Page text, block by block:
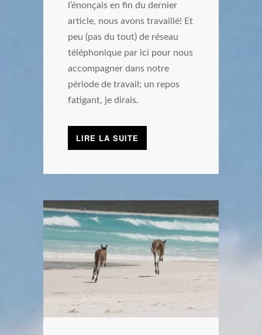
l’énonçais en fin du dernier
article, nous avons travaillé! Et
peu (pas du tout) de réseau
téléphonique par ici pour nous
accompagner dans notre
période de travail; un repos
fatigant, je dirais.
LIRE LA SUITE